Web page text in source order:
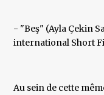
- "Beş" (Ayla Çekin
international Short
Au sein de cette